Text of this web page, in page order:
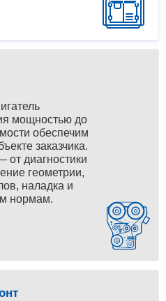
мощностью до
обеспечим
заказчика.
диагностики
геометрии,
наладка и
нормам.